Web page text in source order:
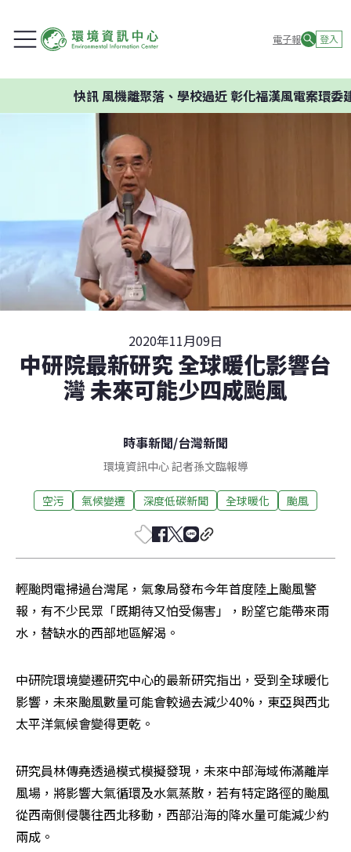
電子報 登入
風機離聚落、學校過近 彰化福漢風電案環委建議不
2020年11月09日
中研院最新研究 全球暖化影響台
灣 未來可能少四成颱風
時事新聞/台灣新聞
環境資訊中心 記者孫文臨報導
空污 氣候變遷 深度低碳新聞 全球暖化 颱風
輕颱閃電掃過台灣尾，氣象局發布今年首度陸上颱風警
報，有不少民眾「既期待又怕受傷害」，盼望它能帶來雨
水，替缺水的西部地區解渴。
中研院環境變遷研究中心的最新研究指出，受到全球暖化
影響，未來颱風數量可能會較過去減少40%，東亞與西北
太平洋氣候會變得更乾。
研究員林傳堯透過模式模擬發現，未來中部海域佈滿離岸
風場，將影響大氣循環及水氣蒸散，若有特定路徑的颱風
從西南側侵襲往西北移動，西部沿海的降水量可能減少約
兩成。